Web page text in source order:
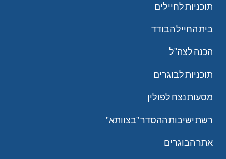
תוכניות לחיילים
בית החייל הבודד
הכנה לצה"ל
תוכניות לבוגרים
מסעות נצח לפולין
רשת ישיבות ההסדר "בצוותא"
אתר הבוגרים